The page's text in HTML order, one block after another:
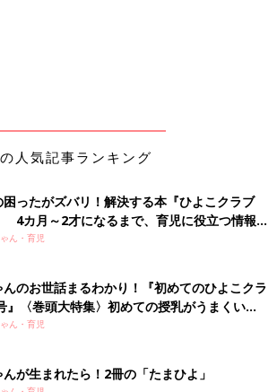
人気記事ランキング
困ったがズバリ！解決する本『ひよこクラブ
4カ月～2才になるまで、育児に役立つ情報が
い！
ん・育児
んのお世話まるわかり！『初めてのひよこクラ
』〈巻頭大特集〉初めての授乳がうまくい
っぱい・ミルクの基本と夏のトラブル 解決テ
ん・育児
が生まれたら！2冊の「たまひよ」